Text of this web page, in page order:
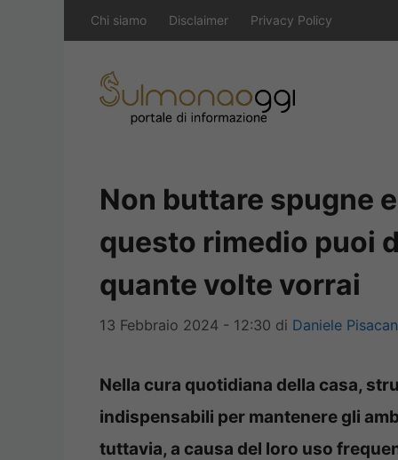
Chi siamo Disclaimer Privacy Policy
Non buttare spugne
questo rimedio puoi
quante volte vorrai
13 Febbraio 2024 - 12:30 di Daniele
Nella cura quotidiana della casa,
indispensabili per mantenere gli
tuttavia, a causa del loro uso